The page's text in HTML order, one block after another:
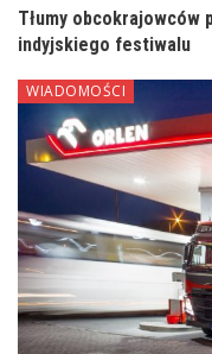
Tłumy obcokrajowców
indyjskiego festiwalu
WIADOMOŚCI